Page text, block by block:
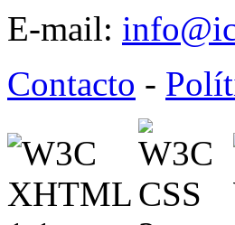
E-mail:
Contacto -